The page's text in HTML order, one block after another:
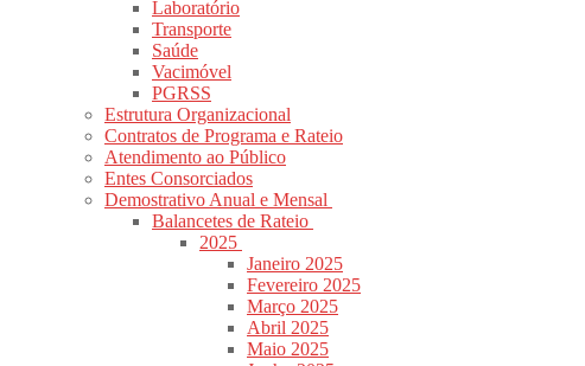
Laboratório
Transporte
Saúde
Vacimóvel
PGRSS
Estrutura Organizacional
Contratos de Programa e Rateio
Atendimento ao Público
Entes Consorciados
Demostrativo Anual e Mensal
Balancetes de Rateio
2025
Janeiro 2025
Fevereiro 2025
Março 2025
Abril 2025
Maio 2025